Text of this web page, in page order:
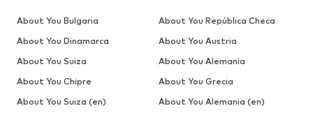
About You Bulgaria
About You República Checa
About You Dinamarca
About You Austria
About You Suiza
About You Alemania
About You Chipre
About You Grecia
About You Suiza (en)
About You Alemania (en)